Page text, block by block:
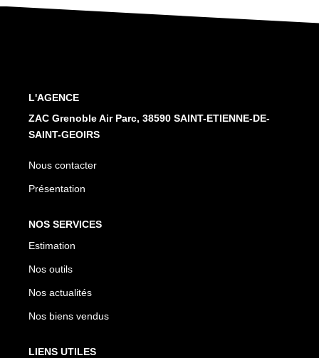
L'AGENCE
ZAC Grenoble Air Parc, 38590 SAINT-ETIENNE-DE-
SAINT-GEOIRS
Nous contacter
Présentation
NOS SERVICES
Estimation
Nos outils
Nos actualités
Nos biens vendus
LIENS UTILES